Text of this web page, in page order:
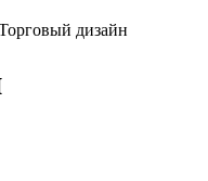
дизайн